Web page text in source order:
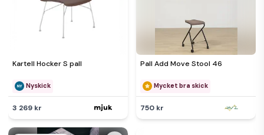
Kartell Hocker S pall
Nyskick
3 269 kr
Pall Add Move Stool 46
Mycket bra skick
750 kr